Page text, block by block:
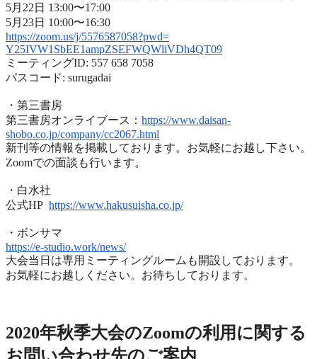
5月22日 13:00〜17:00
5月23日 10:00〜16:30
https://zoom.us/j/5576587058?pwd=
Y25IVW1SbEE1ampZSEFWQWliVDh4QT09
ミーティングID: 557 658 7058
パスコード: surugadai
・第三書房
第三書房オンライブース： https://www.daisan-
shobo.co.jp/company/cc2067.html
新刊等の情報を掲載しております。お気軽にお越し下さい。
Zoomでの面談も行います。
・白水社
公式HP https://www.hakusuisha.co.jp/
・ボンサマ
https://e-studio.work/news/
大会当日は専用ミーティングルームも開設しております。
お気軽にお越しください。お待ちしております。
2020年秋季大会のZoomの利用に関する